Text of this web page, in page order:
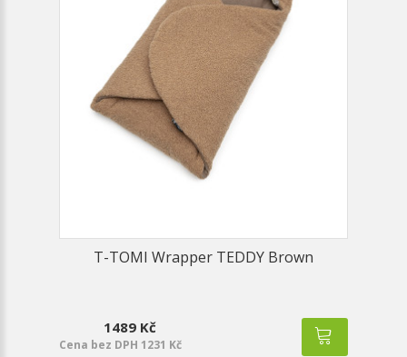
T-TOMI Wrapper TEDDY Brown
1489 Kč
Cena bez DPH 1231 Kč